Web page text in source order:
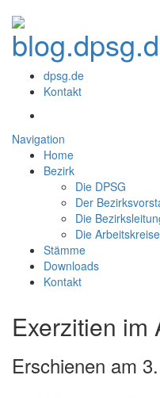
dpsg.de
Kontakt
Navigation
Home
Bezirk
Die DPSG
Der
Die
Die Arbeitskreise
Stämme
Downloads
Kontakt
Exerzitien im
Erschienen am